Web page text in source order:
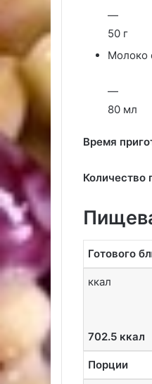
—
50 г
Молоко
—
80 мл
Время
Количество
Готового
ккал
702.5 ккал
Порции